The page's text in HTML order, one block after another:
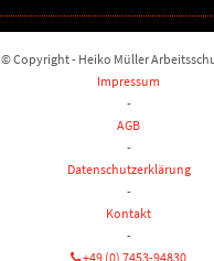
© Copyright - Heiko Müller
Impressum
-
AGB
-
Datenschutzerklärung
-
Kontakt
-
+49 (0) 7453-94830